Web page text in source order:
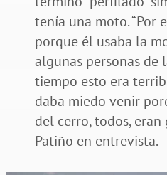
tenía una moto. “Por
porque él usaba la
algunas personas de
tiempo esto era
daba miedo venir
del cerro, todos, eran
Patiño en entrevista.